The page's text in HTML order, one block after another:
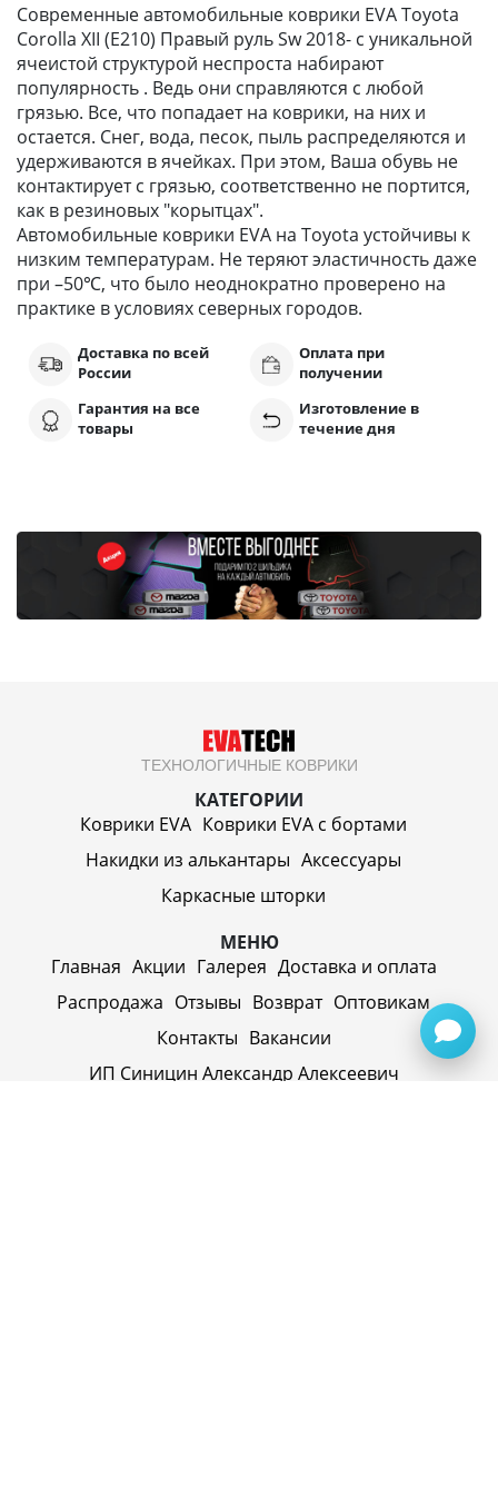
Современные автомобильные коврики EVA Toyota
Corolla XII (E210) Правый руль Sw 2018- с уникальной
ячеистой структурой неспроста набирают
популярность . Ведь они справляются с любой
грязью. Все, что попадает на коврики, на них и
остается. Снег, вода, песок, пыль распределяются и
удерживаются в ячейках. При этом, Ваша обувь не
контактирует с грязью, соответственно не портится,
как в резиновых "корытцах".
Автомобильные коврики EVA на Toyota устойчивы к
низким температурам. Не теряют эластичность даже
при –50℃, что было неоднократно проверено на
практике в условиях северных городов.
Доставка по всей
России
Оплата при
получении
Гарантия на все
товары
Изготовление в
течение дня
ТЕХНОЛОГИЧНЫЕ КОВРИКИ
КАТЕГОРИИ
Коврики EVA Коврики EVA c бортами
Накидки из алькантары Аксессуары
Каркасные шторки
МЕНЮ
Главная Акции Галерея Доставка и оплата
Распродажа Отзывы Возврат Оптовикам
Контакты Вакансии
ИП Синицин Александр Алексеевич